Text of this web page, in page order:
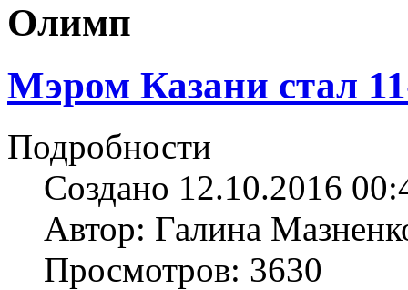
Олимп
Мэром Казани стал
Подробности
Создано 12.10.2016
Автор: Галина
Просмотров: 3630